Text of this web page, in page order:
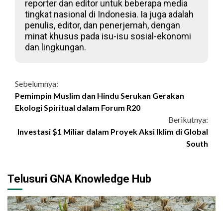
reporter dan editor untuk beberapa media
tingkat nasional di Indonesia. Ia juga adalah
penulis, editor, dan penerjemah, dengan
minat khusus pada isu-isu sosial-ekonomi
dan lingkungan.
Continue
Reading
Sebelumnya:
Pemimpin Muslim dan Hindu Serukan Gerakan
Ekologi Spiritual dalam Forum R20
Berikutnya:
Investasi $1 Miliar dalam Proyek Aksi Iklim di Global
South
Telusuri GNA Knowledge Hub